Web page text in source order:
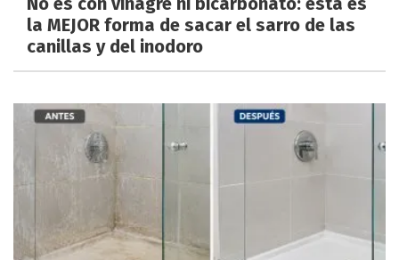
la MEJOR forma de sacar el sarro de las
canillas y del inodoro